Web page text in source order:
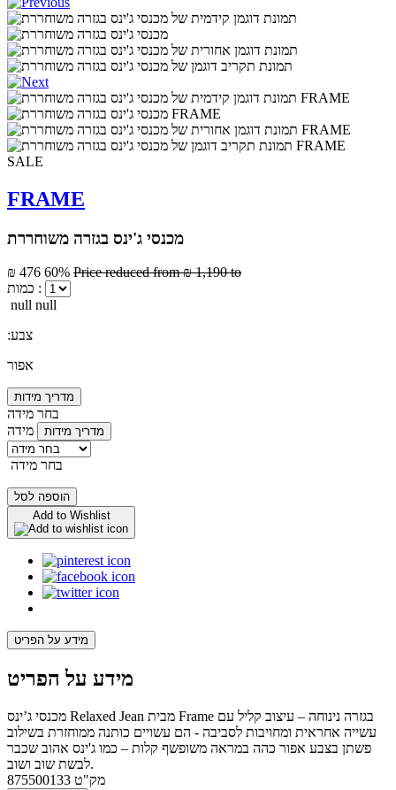
SALE
FRAME
מכנסי ג'ינס בגזרה משוחררת
₪ 476 60% Price reduced from₪ 1,190 to
כמות :
null null
:צבע
אפור
מדריך מידות
בחר מידה
מידה
מדריך מידות
בחר מידה
הוספה לסל
Add to Wishlist
מידע על הפריט
מידע על הפריט
מכנסי ג’ינס Relaxed Jean מבית Frame בגזרה נינוחה – עיצוב קליל עם
עשייה אחראית ומחויבות לסביבה - הם עשויים כותנה ממוחזרת בשילוב
פשתן בצבע אפור כהה במראה משופשף קלות – כמו ג'ינס אהוב שכבר
לבשת שוב ושוב.
מק"ט 875500133